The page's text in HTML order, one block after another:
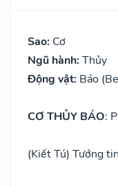
Sao: Cơ
Ngũ hành: Thủy
Động vật: Báo
CƠ THỦY BÁO:
(Kiết Tú) Tướng